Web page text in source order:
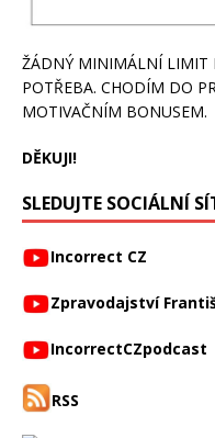
ŽÁDNÝ MINIMÁLNÍ LIMIT
POTŘEBA. CHODÍM DO
MOTIVAČNÍM BONUSEM.
DĚKUJI!
SLEDUJTE SOCIÁLNÍ
Incorrect CZ
Zpravodajství
IncorrectCZpodcast
RSS